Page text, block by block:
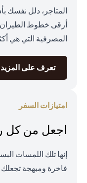
المتاجر، دلل نفسك
أرقى خطوط
المصرفية التي هي
تعرف على المزيد
امتيازات السفر
اجعل من كل
إنها تلك اللمسات
فاخرة ومبهجة تجعلك